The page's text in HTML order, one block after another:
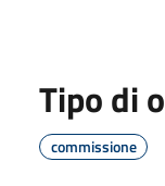
Tipo di
commissione